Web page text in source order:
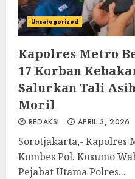
Uncategorized
Kapolres Metro
17 Korban
Salurkan Tali
Moril
REDAKSI APRIL 3, 2026
Sorotjakarta,- Kapolres
Kombes Pol. Kusumo
Pejabat Utama Polres...